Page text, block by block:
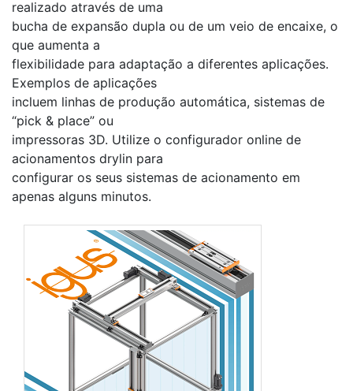
realizado através de uma
bucha de expansão dupla ou de um veio de encaixe, o
que aumenta a
flexibilidade para adaptação a diferentes aplicações.
Exemplos de aplicações
incluem linhas de produção automática, sistemas de
“pick & place” ou
impressoras 3D. Utilize o configurador online de
acionamentos drylin para
configurar os seus sistemas de acionamento em
apenas alguns minutos.